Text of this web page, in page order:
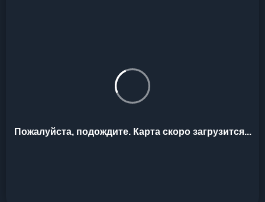
Пожалуйста, подождите. Карта скоро загрузится...